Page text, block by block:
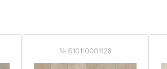
№ 610110001128